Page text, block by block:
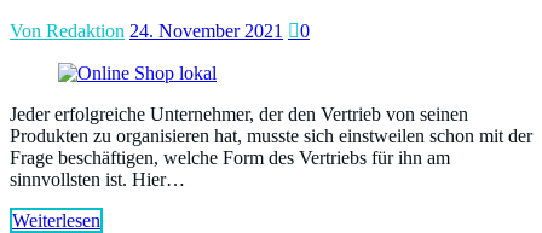
Von Redaktion 24. November 2021 0
Jeder erfolgreiche Unternehmer, der den Vertrieb von seinen
Produkten zu organisieren hat, musste sich einstweilen schon mit der
Frage beschäftigen, welche Form des Vertriebs für ihn am
sinnvollsten ist. Hier…
Weiterlesen